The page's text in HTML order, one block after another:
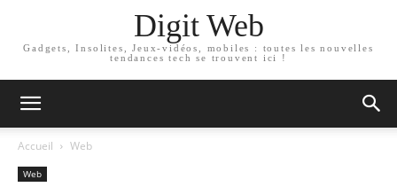
Digit Web
Gadgets, Insolites, Jeux-vidéos, mobiles : toutes les nouvelles
tendances tech se trouvent ici !
Accueil Web
Web